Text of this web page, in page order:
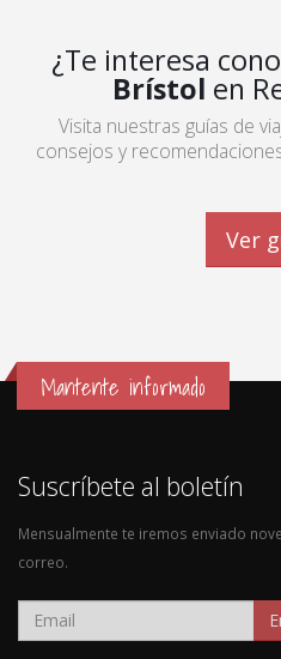
¿Te interesa
Brístol en
Visita nuestras guías de
consejos y
Ver
Mantente informado
Suscríbete al boletín
Mensualmente te iremos enviado
correo.